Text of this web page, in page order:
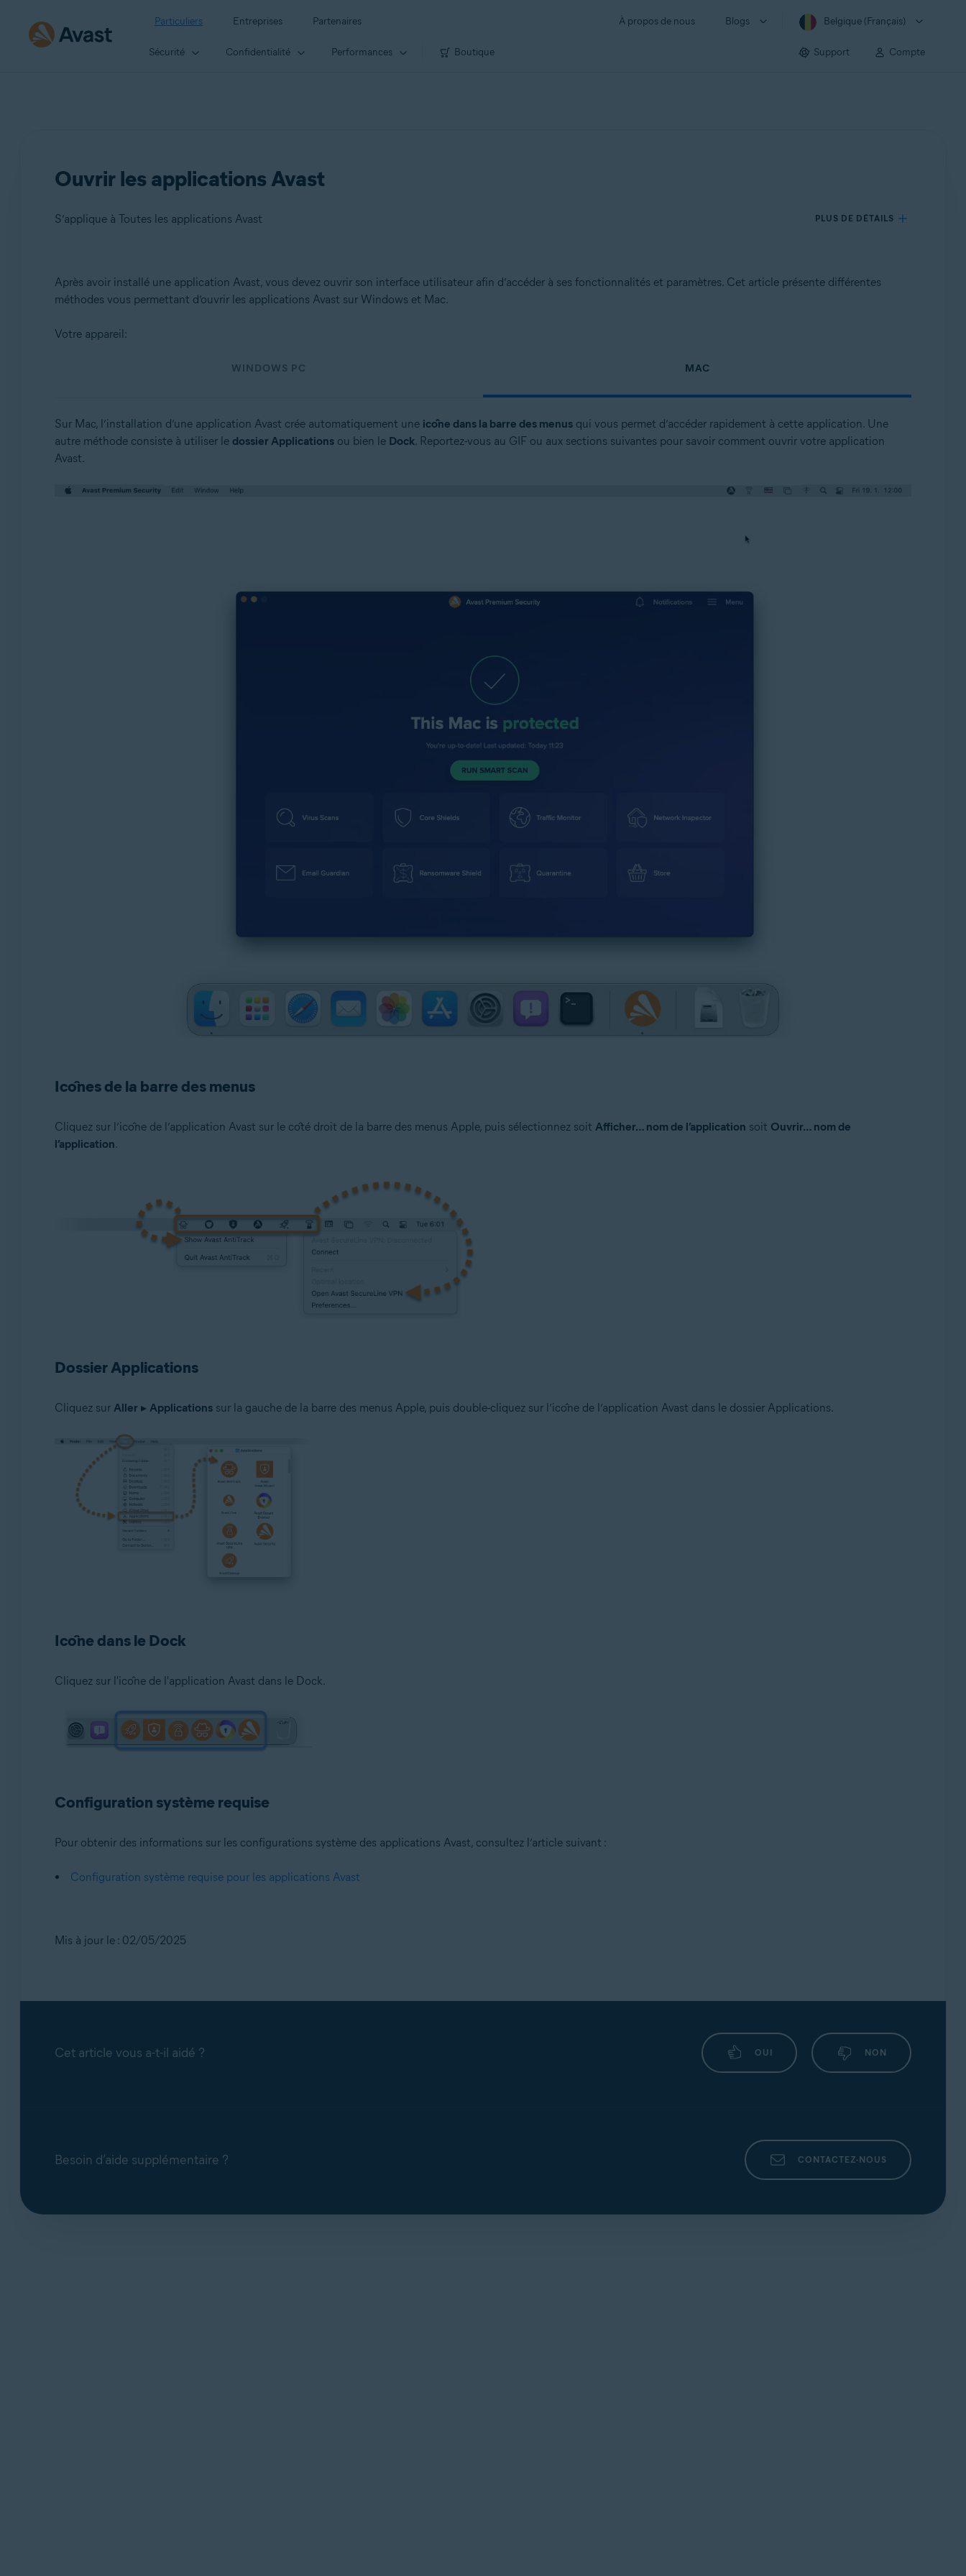
Particuliers Entreprises Partenaires À propos de nous Blogs Belgique (Français)
Sécurité Confidentialité Performances Boutique Support Compte
Ouvrir les applications Avast
S’applique à Toutes les applications Avast PLUS DE DÉTAILS
Produits:
Toutes les applications Avast
Systèmes d'exploitation:
Après avoir installé une application Avast, vous devez ouvrir son interface utilisateur afin d’accéder à ses fonctionnalités et paramètres. Cet article présente différentes
méthodes vous permettant d’ouvrir les applications Avast sur Windows et Mac.
Votre appareil:
WINDOWS PC MAC
Sur Mac, l’installation d’une application Avast crée automatiquement une icône dans la barre des menusqui vous permet d’accéder rapidement à cette application. Une
autre méthode consiste à utiliser le dossier Applicationsou bien le Dock. Reportez-vous au GIF ou aux sections suivantes pour savoir comment ouvrir votre application
Avast.
Icônes de la barre des menus
Cliquez sur l’icône de l’application Avast sur le côté droit de la barre des menus Apple, puis sélectionnez soit Afficher… nom de l’application soit Ouvrir… nom de
l’application.
Dossier Applications
Cliquez sur Aller ▸ Applicationssur la gauche de la barre des menus Apple, puis double-cliquez sur l’icône de l’application Avast dans le dossier Applications.
Icône dans le Dock
Cliquez sur l'icône de l'application Avast dans le Dock.
Configuration système requise
Pour obtenir des informations sur les configurations système des applications Avast, consultez l’article suivant :
Configuration système requise pour les applications Avast
Mis à jour le : 02/05/2025
Cet article vous a-t-il aidé ? OUI NON
Besoin d’aide supplémentaire ? CONTACTEZ-NOUS